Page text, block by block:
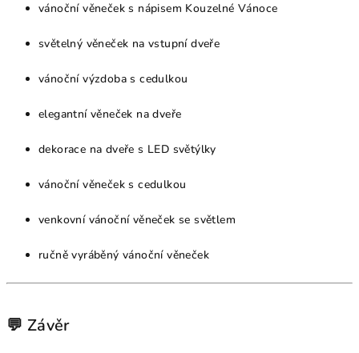
vánoční věneček s nápisem Kouzelné Vánoce
světelný věneček na vstupní dveře
vánoční výzdoba s cedulkou
elegantní věneček na dveře
dekorace na dveře s LED světýlky
vánoční věneček s cedulkou
venkovní vánoční věneček se světlem
ručně vyráběný vánoční věneček
💬 Závěr